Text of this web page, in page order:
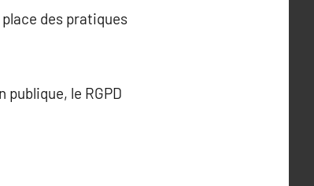
des pratiques
publique, le RGPD